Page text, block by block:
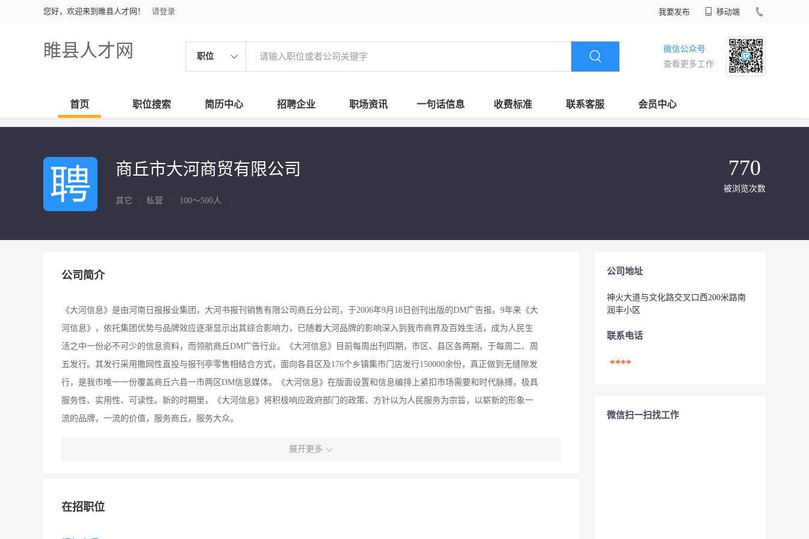
您好，欢迎来到睢县人才网！ 请登录 我要发布 移动端
睢县人才网 职位
微信公众号
查看更多工作
首页 职位搜索 简历中心 招聘企业 职场资讯 一句话信息 收费标准 联系客服 会员中心
商丘市大河商贸有限公司
其它 私营 100～500人
770
被浏览次数
公司简介
《大河信息》是由河南日报报业集团，大河书报刊销售有限公司商丘分公司，于2006年9月18日创刊出版的DM广告报。9年来《大
河信息》，依托集团优势与品牌效应逐渐显示出其综合影响力，已随着大河品牌的影响深入到我市商界及百姓生活，成为人民生
活之中一份必不可少的信息资料，而领航商丘DM广告行业。《大河信息》目前每周出刊四期，市区、县区各两期，于每周二、周
五发行。其发行采用撒网性直投与报刊亭零售相结合方式，面向各县区及176个乡镇集市门店发行150000余份，真正做到无缝隙发
行，是我市唯一一份覆盖商丘六县一市两区DM信息媒体。《大河信息》在版面设置和信息编排上紧扣市场需要和时代脉搏，极具
服务性、实用性、可读性。新的时期里，《大河信息》将积极响应政府部门的政策、方针以为人民服务为宗旨，以崭新的形象一
流的品牌，一流的价值，服务商丘，服务大众。
展开更多
在招职位
公司地址
神火大道与文化路交叉口西200米路南
润丰小区
联系电话
****
微信扫一扫找工作